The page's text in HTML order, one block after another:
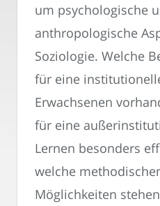
um psychologische
anthropologische
Soziologie. Welche
für eine
Erwachsenen
für eine
Lernen besonders
welche
Möglichkeiten